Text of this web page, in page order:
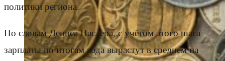
политики региона.
По словам Дениса Паслера, с учётом этого шага
зарплаты по итогам года вырастут в среднем на